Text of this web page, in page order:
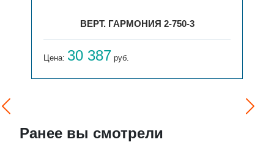
ВЕРТ. ГАРМОНИЯ 2-750-3
Цена: 30 387 руб.
Ранее вы смотрели